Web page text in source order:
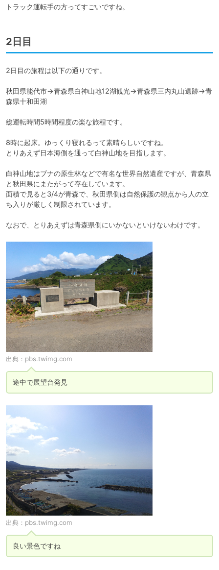
トラック運転手の方ってすごいですね。
2日目
2日目の旅程は以下の通りです。
秋田県能代市→青森県白神山地12湖観光→青森県三内丸山遺跡→青
森県十和田湖
総運転時間5時間程度の楽な旅程です。
8時に起床。ゆっくり寝れるって素晴らしいですね。
とりあえず日本海側を通って白神山地を目指します。
白神山地はブナの原生林などで有名な世界自然遺産ですが、青森県
と秋田県にまたがって存在しています。
面積で見ると3/4が青森で、秋田県側は自然保護の観点から人の立
ち入りが厳しく制限されています。
なおで、とりあえずは青森県側にいかないといけないわけです。
出典： pbs.twimg.com
途中で展望台発見
出典： pbs.twimg.com
良い景色ですね